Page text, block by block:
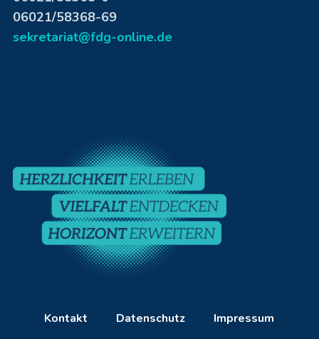
06021/58368-69
sekretariat@fdg-online.de
Kontakt Datenschutz Impressum